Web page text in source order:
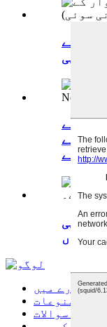
کے
ہوئے
بنے
ہوئے...
بارے میں
مصنوعات
گئے سوالات